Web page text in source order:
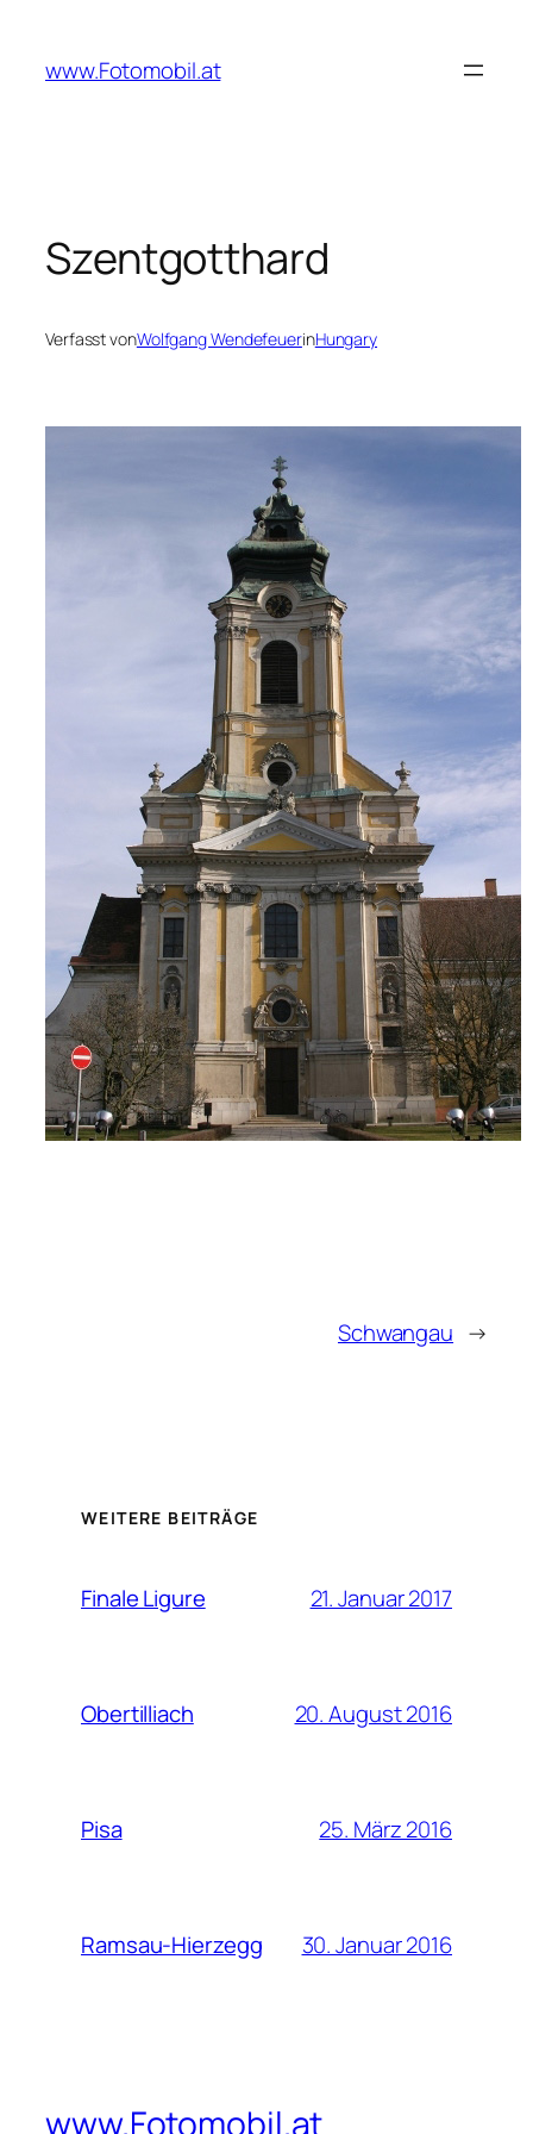
springen
www.Fotomobil.at
Szentgotthard
Verfasst vonWolfgang WendefeuerinHungary
Schwangau →
WEITERE BEITRÄGE
Finale Ligure 21. Januar 2017
Obertilliach 20. August 2016
Pisa 25. März 2016
Ramsau-Hierzegg 30. Januar 2016
www.Fotomobil.at